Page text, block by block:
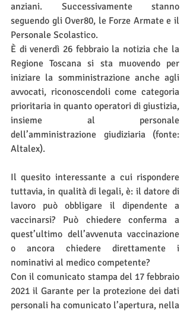
anziani. Successivamente stanno
seguendo gli Over80, le Forze Armate e il
Personale Scolastico.
È di venerdì 26 febbraio la notizia che la
Regione Toscana si sta muovendo per
iniziare la somministrazione anche agli
avvocati, riconoscendoli come categoria
prioritaria in quanto operatori di giustizia,
insieme al personale
dell’amministrazione giudiziaria (fonte:
Altalex).
Il quesito interessante a cui rispondere
tuttavia, in qualità di legali, è: il datore di
lavoro può obbligare il dipendente a
vaccinarsi? Può chiedere conferma a
quest’ultimo dell’avvenuta vaccinazione
o ancora chiedere direttamente i
nominativi al medico competente?
Con il comunicato stampa del 17 febbraio
2021 il Garante per la protezione dei dati
personali ha comunicato l’apertura, nella